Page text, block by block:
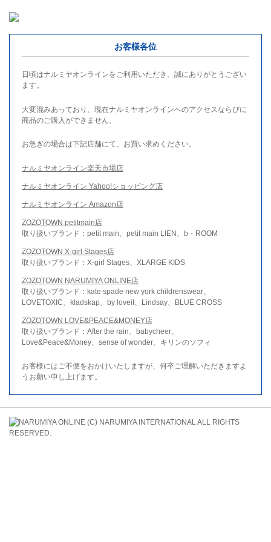
お客様各位
日頃はナルミヤオンラインをご利用いただき、誠にありがとうござい
ます。
大変混みあっており、現在ナルミヤオンラインへのアクセスならびに
商品のご購入ができません。
お急ぎの場合は下記店舗にて、お買い求めください。
ナルミヤオンライン楽天市場店
ナルミヤオンライン Yahoo!ショッピング店
ナルミヤオンライン Amazon店
ZOZOTOWN petitmain店
取り扱いブランド：petit main、petit main LIEN、b・ROOM
ZOZOTOWN X-girl Stages店
取り扱いブランド：X-girl Stages、XLARGE KIDS
ZOZOTOWN NARUMIYA ONLINE店
取り扱いブランド：kate spade new york childrenswear、
LOVETOXIC、kladskap、by loveit、Lindsay、BLUE CROSS
ZOZOTOWN LOVE&PEACE&MONEY店
取り扱いブランド：After the rain、babycheer、
Love&Peace&Money、sense of wonder、キリンのソフィ
お客様にはご不便をおかけいたしますが、何卒ご理解いただきますよ
うお願い申し上げます。